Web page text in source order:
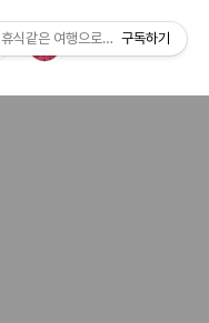
휴식같은 여행으로의 초대구독하기